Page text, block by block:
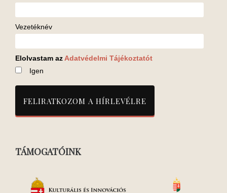
Vezetéknév
Elolvastam az Adatvédelmi Tájékoztatót
Igen
TÁMOGATÓINK